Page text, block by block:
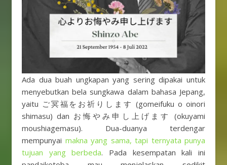
Ada dua buah ungkapan yang sering dipakai untuk
menyebutkan bela sungkawa dalam bahasa Jepang,
yaitu ご冥福をお祈りします (gomeifuku o oinori
shimasu) dan お悔やみ申し上げます (okuyami
moushiagemasu). Dua-duanya terdengar
mempunyai makna yang sama, tapi ternyata punya
tujuan yang berbeda. Pada kesempatan kali ini